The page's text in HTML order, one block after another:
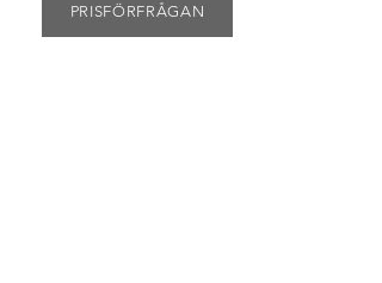
PRISFÖRFRÅGAN